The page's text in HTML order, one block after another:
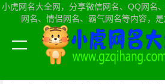
小虎网名大全网，分享微信网名、QQ网名
网名、情侣网名、霸气网名等内容，是
当前位置：小虎网名大全网首页>微信网